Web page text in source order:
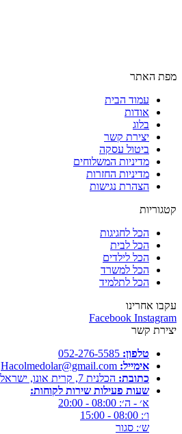
מפת האתר
עמוד הבית
אודות
בלוג
יצירת קשר
ביטול עסקה
מדיניות המשלוחים
מדיניות החזרות
הצהרת נגישות
קטגוריות
הכל לחגיגות
הכל לבית
הכל לילדים
הכל למשרד
הכל לתלמיד
עקבו אחרינו
Facebook Instagram
יצירת קשר
טלפון: 052-276-5585⁩
אימייל: Hacolmedolar@gmail.com
כתובת: הכלנית 7, קרית אונו, ישראל
שעות פעילות שירות לקוחות:
א׳ - ה׳: 08:00 - 20:00
ו׳: 08:00 - 15:00
ש׳: סגור